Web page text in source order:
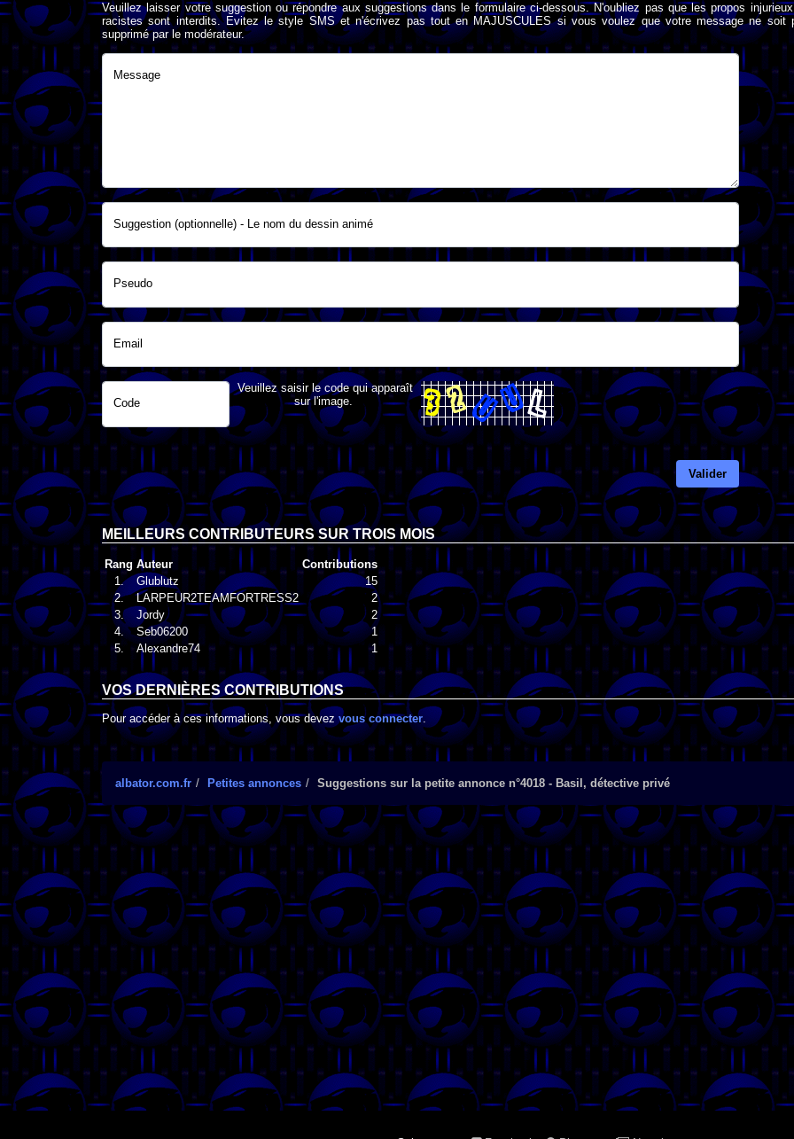
Veuillez laisser votre suggestion ou répondre aux suggestions dans le formulaire ci-dessous. N'oubliez pas que les propos
racistes sont interdits. Evitez le style SMS et n'écrivez pas tout en MAJUSCULES si vous voulez que votre message ne soit
supprimé par le modérateur.
Message
Suggestion (optionnelle) - Le nom du dessin animé
Pseudo
Email
Code
Veuillez saisir le code qui apparaît
sur l'image.
Valider
MEILLEURS CONTRIBUTEURS SUR TROIS MOIS
Rang Auteur
Contributions
1.
Glublutz
15
2.
LARPEUR2TEAMFORTRESS2
2
3.
Jordy
2
4.
Seb06200
1
5.
Alexandre74 1
VOS DERNIÈRES CONTRIBUTIONS
Pour accéder à ces informations, vous devez vous connecter
albator.com.fr Petites annonces Suggestions sur la petite annonce n°4018 - Basil, détective privé